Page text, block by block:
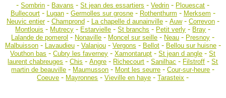
-Sombrin - Bavans -St jean des essartiers -Vedrin - Plouescat -
Bullecourt- Lugan- Germolles sur grosne- Rothenthurm - Merksem -
Neuvic entier- Champrond- La chapelle d aunainville- Auw- Correvon-
Montlouis - Mutrecy - Estarvielle -St branchs - Petit verly - Bray -
Lalande de pomerol - Nonaville - Moncel sur seille - Neau - Presnoy -
Malbuisson- Lavaudieu- Valanjou- Vergons - Bellot- Bellou sur huisne-
Vouthon bas -Cubry les faverney -Xamontarupt -St jean d angle -St
laurent chabreuges -Chis -Angre - Richecourt -Sanilhac - Filstroff -St
martin de beauville - Maumusson - Mont les seurre -Cour-sur-heure -
Coeuve - Mayronnes -Vieville en haye -Tarasteix -